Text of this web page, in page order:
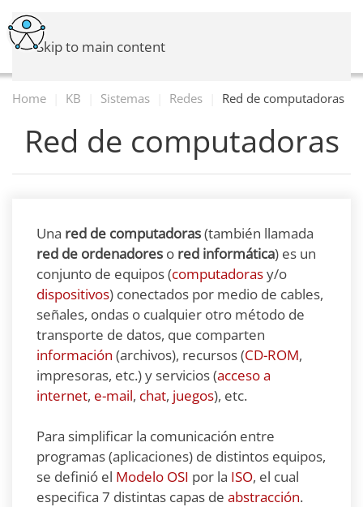
Skip to main content
Home KB Sistemas Redes Red de computadoras
Red de computadoras
Una red de computadoras(también llamada
red de ordenadores o red informática) es un
conjunto de equipos (computadorasy/o
dispositivos) conectados por medio de cables,
señales, ondas o cualquier otro método de
transporte de datos, que comparten
información (archivos), recursos (CD-ROM,
impresoras, etc.) y servicios (acceso a
internet, e-mail, chat, juegos), etc.
Para simplificar la comunicación entre
programas (aplicaciones) de distintos equipos,
se definió el Modelo OSI por la ISO, el cual
especifica 7 distintas capas de abstracción.